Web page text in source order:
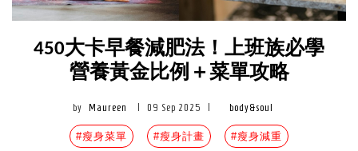
450大卡早餐減肥法！上班族必學
營養黃金比例＋菜單攻略
by Maureen 09 Sep 2025 body&soul
#瘦身菜單 #瘦身計畫 #瘦身減重